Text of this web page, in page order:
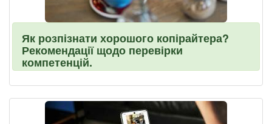
Як розпізнати хорошого копірайтера?
Рекомендації щодо перевірки
компетенцій.